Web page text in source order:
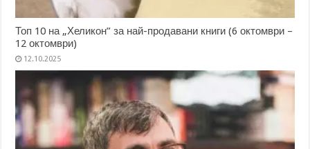
Топ 10 на „Хеликон” за най-продавани книги (6 октомври –
12 октомври)
12.10.2025